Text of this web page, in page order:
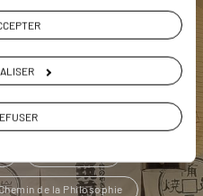
Chemin de la Philosophie